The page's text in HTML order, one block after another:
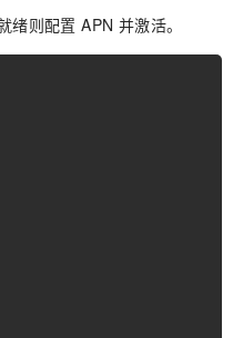
则配置 APN 并激活。